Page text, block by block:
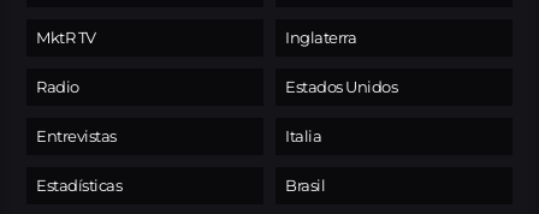
MktR TV
Radio
Entrevistas
Estadísticas
Inglaterra
Estados Unidos
Italia
Brasil